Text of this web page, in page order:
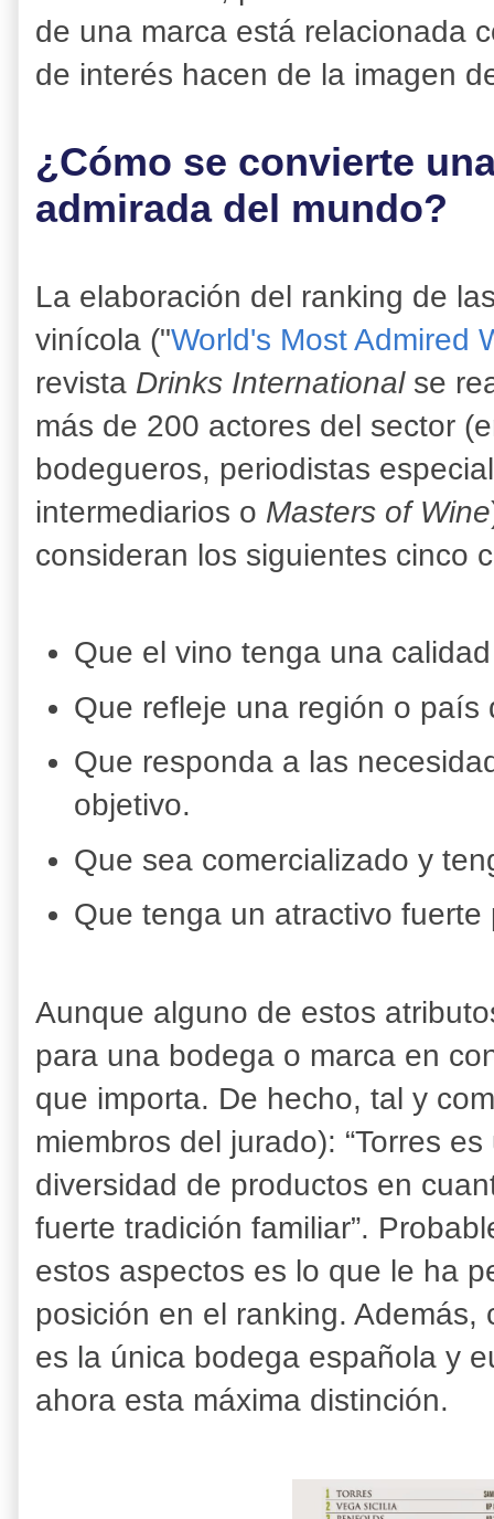
de una marca está relacionada
de interés hacen de la imagen
¿Cómo se convierte
admirada del mundo?
La elaboración del ranking de
vinícola ("World's Most Admired
revista Drinks Internationalse
más de 200 actores del sector
bodegueros, periodistas
intermediarios o Masters of Wine
consideran los siguientes cinco
Que el vino tenga una
Que refleje una región o país
Que responda a las
objetivo.
Que sea comercializado y
Que tenga un atractivo
Aunque alguno de estos
para una bodega o marca en
que importa. De hecho, tal y
miembros del jurado): “Torres
diversidad de productos en
fuerte tradición familiar”.
estos aspectos es lo que le ha
posición en el ranking. Además,
es la única bodega española y
ahora esta máxima distinción.